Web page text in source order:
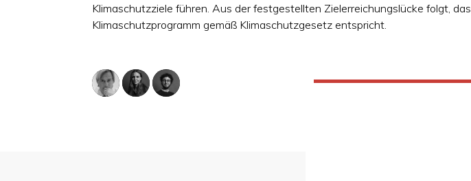
Klimaschutzziele führen. Aus der festgestellten Zielerreichungslücke folgt,
Klimaschutzprogramm gemäß Klimaschutzgesetz entspricht.